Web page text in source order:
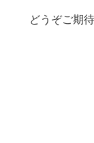
どうぞご期